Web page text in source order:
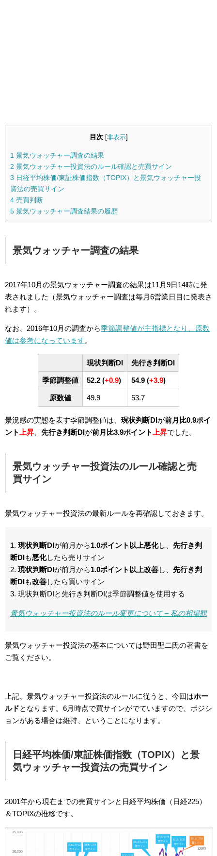
目次 [非表示]
1 景気ウォッチャー調査の結果
2 景気ウォッチャー投資法のルール確認と売買サイン
3 日経平均株価/東証株価指数（TOPIX）と景気ウォッチャー投
資法の売買サイン
4 売買判断
5 景気ウォッチャー調査結果の履歴
景気ウォッチャー調査の結果
2017年10月の景気ウォッチャー調査の結果は11月9日14時に発
表されました（景気ウォッチャー調査は毎月6営業日目に発表さ
れます）。
なお、2016年10月の調査から季節調整値が主指標となり、原数
値は参考になっています。
現状判断DI 先行き判断DI
季節調整値 52.2 (+0.9) 54.9 (+3.9)
原数値 49.9 53.7
景況感の実態を表す季節調整値は、 現状判断DIが前月比0.9ポイ
ント
上昇 先行き判断DIが前月比3.9ポイント 上昇でした。
景気ウォッチャー投資法のルール確認と売
買サイン
景気ウォッチャー投資法の最新ルールを再確認しておきます。
1. 現状判断DIが前月から1.0ポイント以上悪化し、 先行き判
断DIも悪化したら売りサイン
2. 現状判断DIが前月から1.0ポイント以上改善し、 先行き判
断DIも改善したら買いサイン
3. 現状判断DIと先行き判断DIは季節調整値を使用する
景気ウォッチャー投資法のルール変更について – 私の相場観
景気ウォッチャー投資法の基本については野田聖二氏の著書を
ご覧ください。
上記、景気ウォッチャー投資法のルールに従うと、今回はホー
ルドとなります。6月時点で買サインがでていますので、ポジシ
ョンがある場合は維持、ということになります。
日経平均株価/東証株価指数（TOPIX）と景
気ウォッチャー投資法の売買サイン
2001年から現在までの売買サインと日経平均株価（日経225）
＆TOPIXの推移です。